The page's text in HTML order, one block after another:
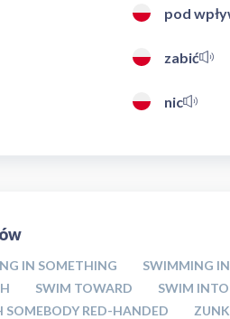
pod
zabić
nic
IN SOMETHING SWIMMING IN
SWIM TOWARD SWIM INTO
SOMEBODY RED-HANDED